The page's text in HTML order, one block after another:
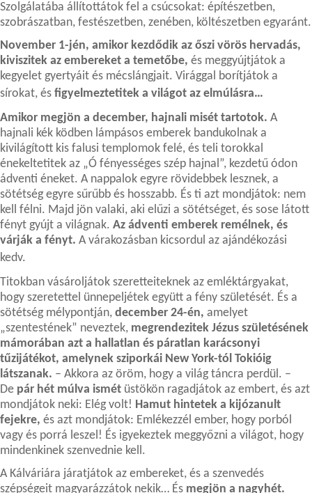
Szolgálatába állítottátok fel a csúcsokat: építészetben,
szobrászatban, festészetben, zenében, költészetben egyaránt.
November 1-jén, amikor kezdődik az őszi vörös hervadás,
kiviszitek az embereket a temetőbe, és meggyújtjátok a
kegyelet gyertyáit és mécslángjait. Virággal borítjátok a
sírokat, és figyelmeztetitek a világot az elmúlásra…
Amikor megjön a december, hajnali misét tartotok. A
hajnali kék ködben lámpásos emberek bandukolnak a
kivilágított kis falusi templomok felé, és teli torokkal
énekeltetitek az „Ó fényességes szép hajnal”, kezdetű ódon
ádventi éneket. A nappalok egyre rövidebbek lesznek, a
sötétség egyre sűrűbb és hosszabb. És ti azt mondjátok: nem
kell félni. Majd jön valaki, aki elűzi a sötétséget, és sose látott
fényt gyújt a világnak. Az ádventi emberek remélnek, és
várják a fényt. A várakozásban kicsordul az ajándékozási
kedv.
Titokban vásároljátok szeretteiteknek az emléktárgyakat,
hogy szeretettel ünnepeljétek együtt a fény születését. És a
sötétség mélypontján, december 24-én, amelyet
„szentestének” neveztek, megrendezitek Jézus születésének
mámorában azt a hallatlan és páratlan karácsonyi
tűzijátékot, amelynek sziporkái New York-tól Tokióig
látszanak. – Akkora az öröm, hogy a világ táncra perdül. –
De pár hét múlva ismét üstökön ragadjátok az embert, és azt
mondjátok neki: Elég volt! Hamut hintetek a kijózanult
fejekre, és azt mondjátok: Emlékezzél ember, hogy porból
vagy és porrá leszel! És igyekeztek meggyőzni a világot, hogy
mindenkinek szenvednie kell.
A Kálváriára járatjátok az embereket, és a szenvedés
szépségeit magyarázzátok nekik… És megjön a nagyhét.